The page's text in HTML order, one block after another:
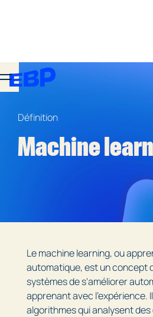
Définition
Machine
Le machine learning, ou
automatique, est un concept
systèmes de s'améliorer
apprenant avec l'expérience.
algorithmes qui analysent